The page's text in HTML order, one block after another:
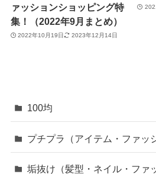
ァッションショッピング特
集！（2022年9月まとめ）
2022年10月19日 2023年12月14日
100均
プチプラ（アイテム・ファッ
垢抜け（髪型・ネイル・ファ